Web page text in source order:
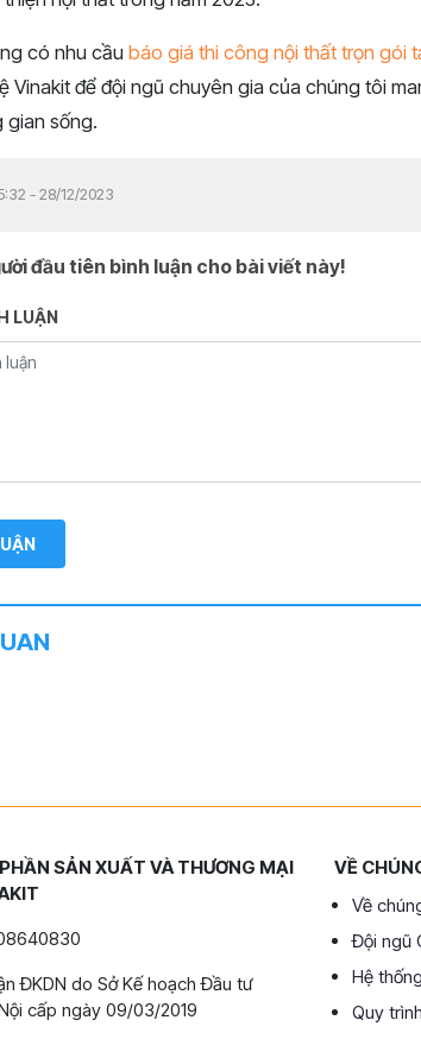
có nhu cầu báo giá thi công nội thất trọn gói
Vinakit để đội ngũ chuyên gia của chúng tôi
gian sống.
- 28/12/2023
đầu tiên bình luận cho bài viết này!
LUẬN
SẢN XUẤT VÀ THƯƠNG MẠI
ĐKDN do Sở Kế hoạch Đầu tư
cấp ngày 09/03/2019
VỀ
Về
Đội ngũ
Hệ
Quy